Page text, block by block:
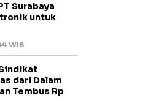
Surabaya
untuk
WIB
dari Dalam
Tembus Rp